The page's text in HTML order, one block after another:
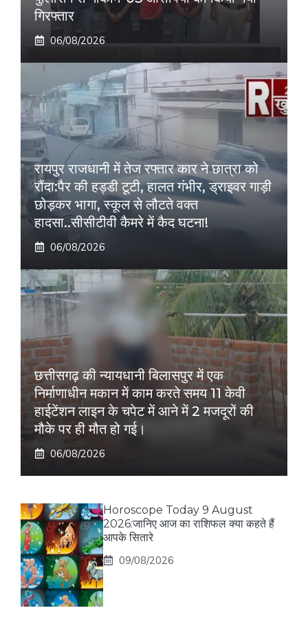
गिरफ्तार
06/08/2026
रायपुर राजधानी में तेज रफ्तार कार ने छात्रा को
रौंदा:पैर की हड्डी टूटी, हालत गंभीर, ड्राइवर गाड़ी
छोड़कर भागा, स्कूल से लौटते वक्त
हादसा..सीसीटीवी कैमरे में कैद घटना!
06/08/2026
छत्तीसगढ़ की न्यायधानी बिलासपुर में एक
निर्माणाधीन मकान में काम करते समय 11 केवी
हाईटेंशन लाइन के चपेट में आने में 2 मजदूरों की
मौके पर ही मौत हो गई।
06/08/2026
Horoscope Today 9 August
2026:जानिए आज का राशिफल क्या कहते हैं
आपके सितारे
09/08/2026